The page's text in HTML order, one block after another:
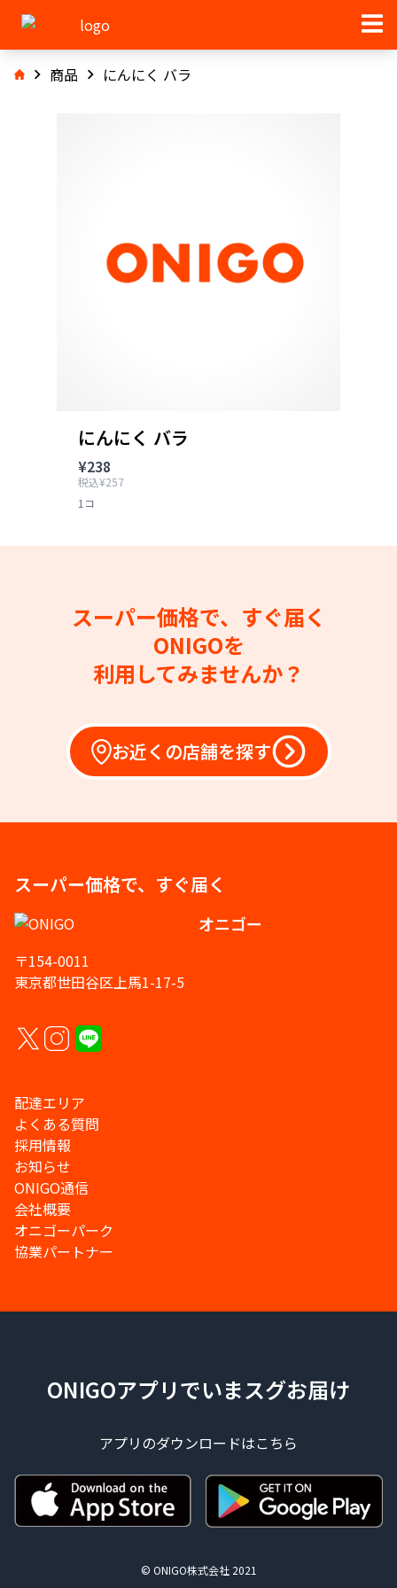
商品 にんにく バラ
にんにく バラ
¥238
税込¥257
1コ
スーパー価格で、すぐ届く
ONIGOを
利用してみませんか？
お近くの店舗を探す
スーパー価格で、すぐ届く
オニゴー
〒154-0011
東京都世田谷区上馬1-17-5
配達エリア
よくある質問
採用情報
お知らせ
ONIGO通信
会社概要
オニゴーパーク
協業パートナー
ONIGOアプリでいまスグお届け
アプリのダウンロードはこちら
© ONIGO株式会社 2021